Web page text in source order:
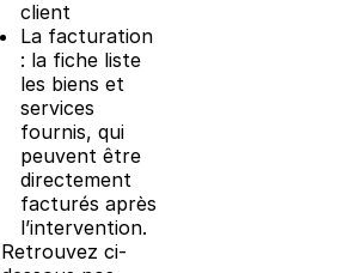
client
La facturation
: la fiche liste
les biens et
services
fournis, qui
peuvent être
directement
facturés après
l’intervention.
Retrouvez ci-